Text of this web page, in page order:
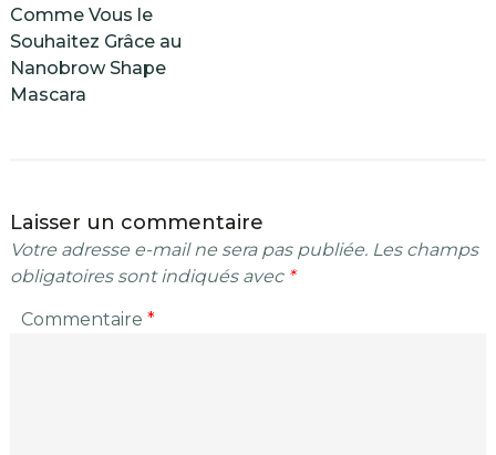
Comme Vous le
Souhaitez Grâce au
Nanobrow Shape
Mascara
Laisser un commentaire
Votre adresse e-mail ne sera pas publiée. Les champs
obligatoires sont indiqués avec *
Commentaire *